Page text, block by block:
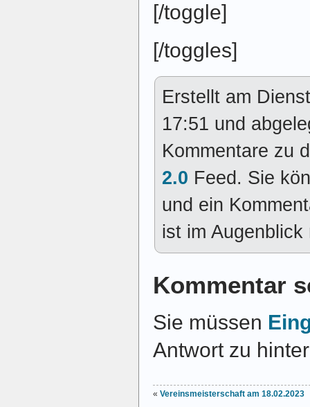
[/toggle]
[/toggles]
Erstellt am
17:51 und
Kommentare zu
2.0 Feed. Sie
und ein
ist im
Kommentar
Sie müssen
Antwort zu
« Vereinsmeisterschaft am 18.02.2023